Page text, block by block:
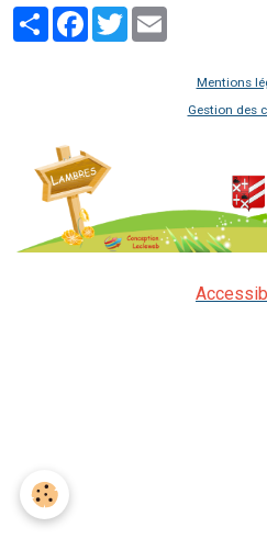
PartagerFacebook
Twitter
Mentions
Gestion des